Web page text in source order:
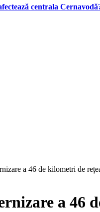
centrala
a 46 de kilometri de
a 46